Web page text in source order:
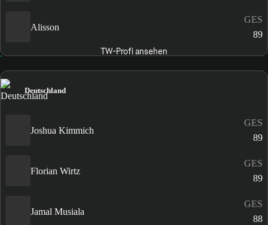
Alisson
GES
89
TW-Profi ansehen
Deutschland
Joshua Kimmich
GES
89
Florian Wirtz
GES
89
Jamal Musiala
GES
88